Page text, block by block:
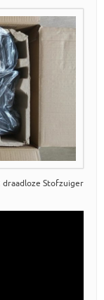
draadloze Stofzuiger